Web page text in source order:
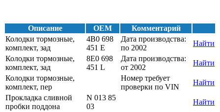
Описание OEM
Комментарий
Колодки тормозные,
комплект, зад
4B0 698
451 E
Дата производства:
по 2002
Найти
Колодки тормозные,
комплект, зад
8E0 698
451 L
Дата производства:
от 2002
Найти
Колодки тормозные,
комплект, пер
Номер требует
проверки по VIN
Найти
Прокладка сливной
пробки поддона
N 013 85
03
Найти